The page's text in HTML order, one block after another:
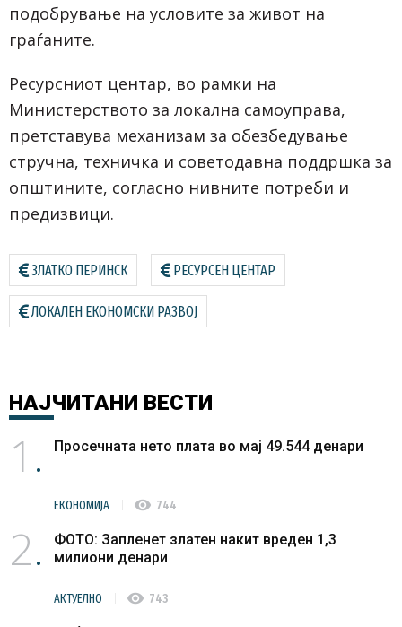
подобрување на условите за живот на
граѓаните.
Ресурсниот центар, во рамки на
Министерството за локална самоуправа,
претставува механизам за обезбедување
стручна, техничка и советодавна поддршка за
општините, согласно нивните потреби и
предизвици.
ЗЛАТКО ПЕРИНСК РЕСУРСЕН ЦЕНТАР
ЛОКАЛЕН ЕКОНОМСКИ РАЗВОЈ
НАЈЧИТАНИ ВЕСТИ
1 Просечната нето плата во мај 49.544 денари
ЕКОНОМИЈА visibility 744
2
ФОТО: Запленет златен накит вреден 1,3
милиони денари
АКТУЕЛНО visibility 743